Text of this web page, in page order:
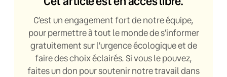
C’est un engagement fort de notre équipe,
pour permettre à tout le monde de s’informer
gratuitement sur l’urgence écologique et de
faire des choix éclairés. Si vous le pouvez,
faites un don pour soutenir notre travail dans